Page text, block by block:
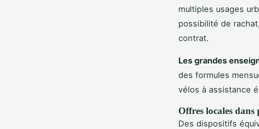
multiples usages
possibilité de
contrat.
Les grandes
des formules
vélos à assistance
Offres locales dans
Des dispositifs